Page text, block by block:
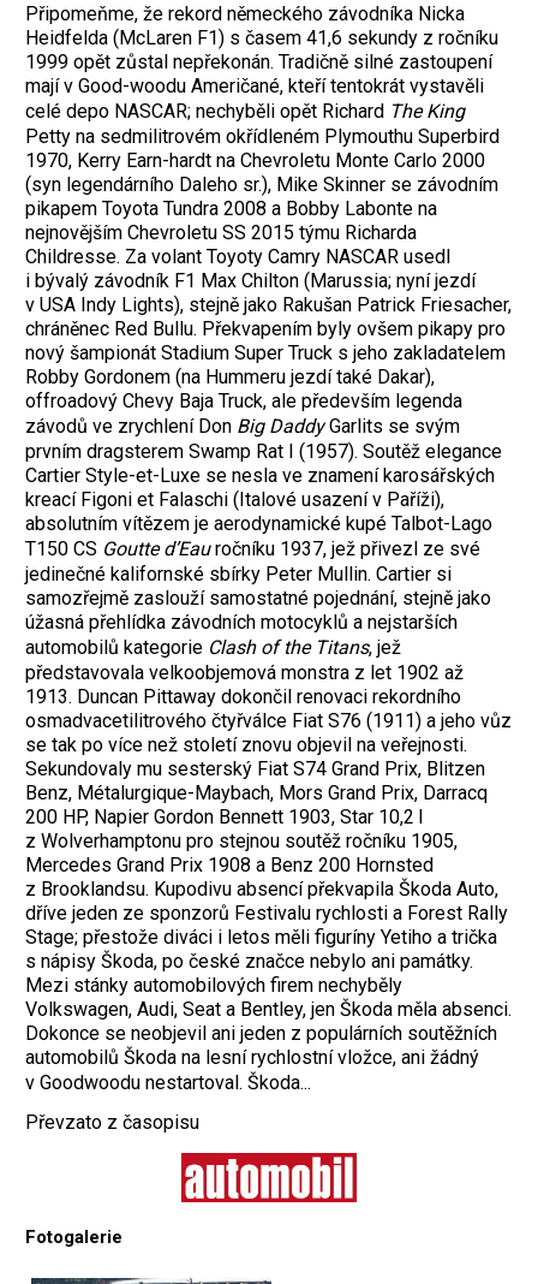
Připomeňme, že rekord německého závodníka Nicka
Heidfelda (McLaren F1) s časem 41,6 sekundy z ročníku
1999 opět zůstal nepřekonán. Tradičně silné zastoupení
mají v Good-woodu Američané, kteří tentokrát vystavěli
celé depo NASCAR; nechyběli opět Richard The King
Petty na sedmilitrovém okřídleném Plymouthu Superbird
1970, Kerry Earn-hardt na Chevroletu Monte Carlo 2000
(syn legendárního Daleho sr.), Mike Skinner se závodním
pikapem Toyota Tundra 2008 a Bobby Labonte na
nejnovějším Chevroletu SS 2015 týmu Richarda
Childresse. Za volant Toyoty Camry NASCAR usedl
i bývalý závodník F1 Max Chilton (Marussia; nyní jezdí
v USA Indy Lights), stejně jako Rakušan Patrick Friesacher,
chráněnec Red Bullu. Překvapením byly ovšem pikapy pro
nový šampionát Stadium Super Truck s jeho zakladatelem
Robby Gordonem (na Hummeru jezdí také Dakar),
offroadový Chevy Baja Truck, ale především legenda
závodů ve zrychlení Don Big DaddyGarlits se svým
prvním dragsterem Swamp Rat I (1957). Soutěž elegance
Cartier Style-et-Luxe se nesla ve znamení karosářských
kreací Figoni et Falaschi (Italové usazení v Paříži),
absolutním vítězem je aerodynamické kupé Talbot-Lago
T150 CS Goutte d’Eauročníku 1937, jež přivezl ze své
jedinečné kalifornské sbírky Peter Mullin. Cartier si
samozřejmě zaslouží samostatné pojednání, stejně jako
úžasná přehlídka závodních motocyklů a nejstarších
automobilů kategorie Clash of the Titans, jež
představovala velkoobjemová monstra z let 1902 až
1913. Duncan Pittaway dokončil renovaci rekordního
osmadvacetilitrového čtyřválce Fiat S76 (1911) a jeho vůz
se tak po více než století znovu objevil na veřejnosti.
Sekundovaly mu sesterský Fiat S74 Grand Prix, Blitzen
Benz, Métalurgique-Maybach, Mors Grand Prix, Darracq
200 HP, Napier Gordon Bennett 1903, Star 10,2 l
z Wolverhamptonu pro stejnou soutěž ročníku 1905,
Mercedes Grand Prix 1908 a Benz 200 Hornsted
z Brooklandsu. Kupodivu absencí překvapila Škoda Auto,
dříve jeden ze sponzorů Festivalu rychlosti a Forest Rally
Stage; přestože diváci i letos měli figuríny Yetiho a trička
s nápisy Škoda, po české značce nebylo ani památky.
Mezi stánky automobilových firem nechyběly
Volkswagen, Audi, Seat a Bentley, jen Škoda měla absenci.
Dokonce se neobjevil ani jeden z populárních soutěžních
automobilů Škoda na lesní rychlostní vložce, ani žádný
v Goodwoodu nestartoval. Škoda...
Převzato z časopisu
Fotogalerie